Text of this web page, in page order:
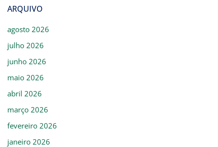
ARQUIVO
agosto 2026
julho 2026
junho 2026
maio 2026
abril 2026
março 2026
fevereiro 2026
janeiro 2026